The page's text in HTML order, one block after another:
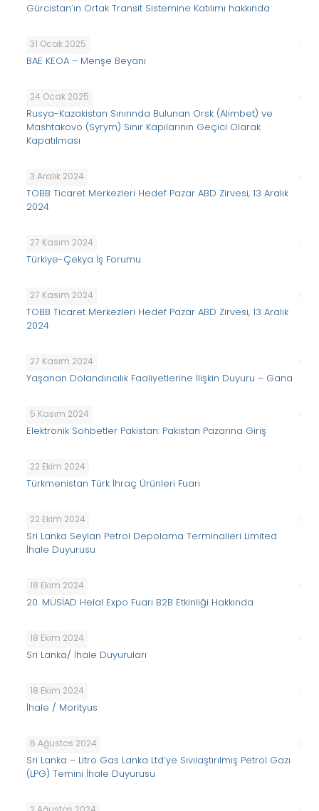
Gürcistan’ın Ortak Transit Sistemine Katılımı hakkında
31 Ocak 2025
BAE KEOA – Menşe Beyanı
24 Ocak 2025
Rusya-Kazakistan Sınırında Bulunan Orsk (Alimbet) ve
Mashtakovo (Syrym) Sınır Kapılarının Geçici Olarak
Kapatılması
3 Aralık 2024
TOBB Ticaret Merkezleri Hedef Pazar ABD Zirvesi, 13 Aralık
2024
27 Kasım 2024
Türkiye-Çekya İş Forumu
27 Kasım 2024
TOBB Ticaret Merkezleri Hedef Pazar ABD Zirvesi, 13 Aralık
2024
27 Kasım 2024
Yaşanan Dolandırıcılık Faaliyetlerine İlişkin Duyuru – Gana
5 Kasım 2024
Elektronik Sohbetler Pakistan: Pakistan Pazarına Giriş
22 Ekim 2024
Türkmenistan Türk İhraç Ürünleri Fuarı
22 Ekim 2024
Sri Lanka Seylan Petrol Depolama Terminalleri Limited
İhale Duyurusu
18 Ekim 2024
20. MÜSİAD Helal Expo Fuarı B2B Etkinliği Hakkında
18 Ekim 2024
Sri Lanka/ İhale Duyuruları
18 Ekim 2024
İhale / Morityus
6 Ağustos 2024
Sri Lanka – Litro Gas Lanka Ltd’ye Sıvılaştırılmış Petrol Gazı
(LPG) Temini İhale Duyurusu